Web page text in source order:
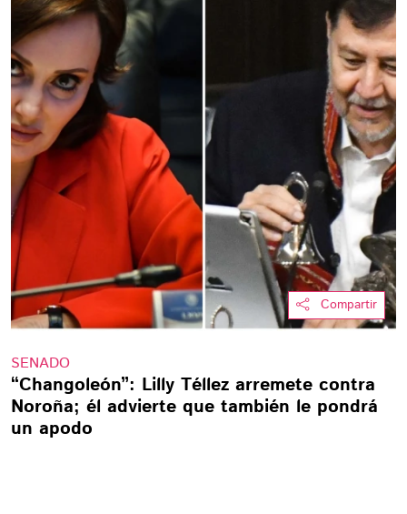
Compartir
SENADO
“Changoleón”: Lilly Téllez arremete contra
Noroña; él advierte que también le pondrá
un apodo